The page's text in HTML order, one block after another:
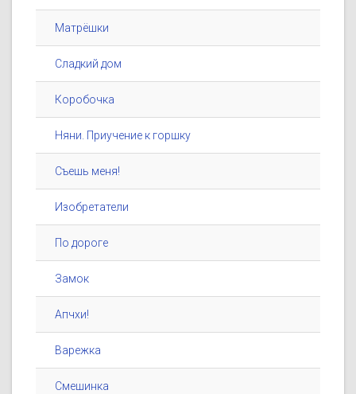
Матрёшки
Сладкий дом
Коробочка
Няни. Приучение к горшку
Съешь меня!
Изобретатели
По дороге
Замок
Апчхи!
Варежка
Смешинка